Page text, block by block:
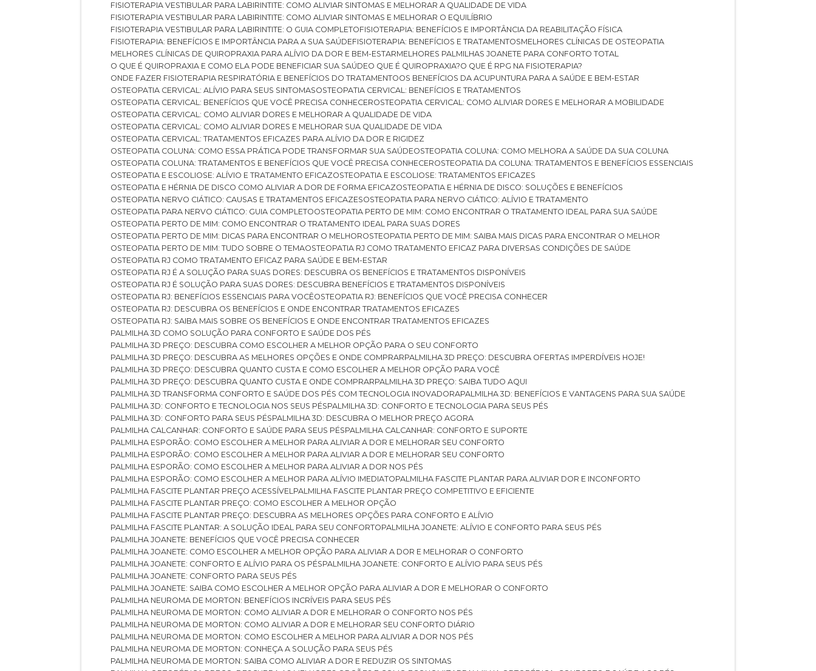
FISIOTERAPIA VESTIBULAR PARA LABIRINTITE: COMO ALIVIAR SINTOMAS E MELHORAR A QUALIDADE DE VIDA
FISIOTERAPIA VESTIBULAR PARA LABIRINTITE: COMO ALIVIAR SINTOMAS E MELHORAR O EQUILÍBRIO
FISIOTERAPIA VESTIBULAR PARA LABIRINTITE: O GUIA COMPLETO
FISIOTERAPIA: BENEFÍCIOS E IMPORTÂNCIA DA REABILITAÇÃO FÍSICA
FISIOTERAPIA: BENEFÍCIOS E IMPORTÂNCIA PARA A SUA SAÚDE FISIOTERAPIA: BENEFÍCIOS E TRATAMENTOS
MELHORES CLÍNICAS DE OSTEOPATIA
MELHORES CLÍNICAS DE QUIROPRAXIA PARA ALÍVIO DA DOR E BEM-ESTAR
MELHORES PALMILHAS JOANETE PARA CONFORTO TOTAL
O QUE É QUIROPRAXIA E COMO ELA PODE BENEFICIAR SUA SAÚDE
O QUE É QUIROPRAXIA?
O QUE É RPG NA FISIOTERAPIA?
ONDE FAZER FISIOTERAPIA RESPIRATÓRIA E BENEFÍCIOS DO TRATAMENTO
OS BENEFÍCIOS DA ACUPUNTURA PARA A SAÚDE E BEM-ESTAR
OSTEOPATIA CERVICAL: ALÍVIO PARA SEUS SINTOMAS
OSTEOPATIA CERVICAL: BENEFÍCIOS E TRATAMENTOS
OSTEOPATIA CERVICAL: BENEFÍCIOS QUE VOCÊ PRECISA CONHECER
OSTEOPATIA CERVICAL: COMO ALIVIAR DORES E MELHORAR A MOBILIDADE
OSTEOPATIA CERVICAL: COMO ALIVIAR DORES E MELHORAR A QUALIDADE DE VIDA
OSTEOPATIA CERVICAL: COMO ALIVIAR DORES E MELHORAR SUA QUALIDADE DE VIDA
OSTEOPATIA CERVICAL: TRATAMENTOS EFICAZES PARA ALÍVIO DA DOR E RIGIDEZ
OSTEOPATIA COLUNA: COMO ESSA PRÁTICA PODE TRANSFORMAR SUA SAÚDE
OSTEOPATIA COLUNA: COMO MELHORA A SAÚDE DA SUA COLUNA
OSTEOPATIA COLUNA: TRATAMENTOS E BENEFÍCIOS QUE VOCÊ PRECISA CONHECER
OSTEOPATIA DA COLUNA: TRATAMENTOS E BENEFÍCIOS ESSENCIAIS
OSTEOPATIA E ESCOLIOSE: ALÍVIO E TRATAMENTO EFICAZ
OSTEOPATIA E ESCOLIOSE: TRATAMENTOS EFICAZES
OSTEOPATIA E HÉRNIA DE DISCO COMO ALIVIAR A DOR DE FORMA EFICAZ
OSTEOPATIA E HÉRNIA DE DISCO: SOLUÇÕES E BENEFÍCIOS
OSTEOPATIA NERVO CIÁTICO: CAUSAS E TRATAMENTOS EFICAZES
OSTEOPATIA PARA NERVO CIÁTICO: ALÍVIO E TRATAMENTO
OSTEOPATIA PARA NERVO CIÁTICO: GUIA COMPLETO
OSTEOPATIA PERTO DE MIM: COMO ENCONTRAR O TRATAMENTO IDEAL PARA SUA SAÚDE
OSTEOPATIA PERTO DE MIM: COMO ENCONTRAR O TRATAMENTO IDEAL PARA SUAS DORES
OSTEOPATIA PERTO DE MIM: DICAS PARA ENCONTRAR O MELHOR
OSTEOPATIA PERTO DE MIM: SAIBA MAIS DICAS PARA ENCONTRAR O MELHOR
OSTEOPATIA PERTO DE MIM: TUDO SOBRE O TEMA
OSTEOPATIA RJ COMO TRATAMENTO EFICAZ PARA DIVERSAS CONDIÇÕES DE SAÚDE
OSTEOPATIA RJ COMO TRATAMENTO EFICAZ PARA SAÚDE E BEM-ESTAR
OSTEOPATIA RJ É A SOLUÇÃO PARA SUAS DORES: DESCUBRA OS BENEFÍCIOS E TRATAMENTOS DISPONÍVEIS
OSTEOPATIA RJ É SOLUÇÃO PARA SUAS DORES: DESCUBRA BENEFÍCIOS E TRATAMENTOS DISPONÍVEIS
OSTEOPATIA RJ: BENEFÍCIOS ESSENCIAIS PARA VOCÊ
OSTEOPATIA RJ: BENEFÍCIOS QUE VOCÊ PRECISA CONHECER
OSTEOPATIA RJ: DESCUBRA OS BENEFÍCIOS E ONDE ENCONTRAR TRATAMENTOS EFICAZES
OSTEOPATIA RJ: SAIBA MAIS SOBRE OS BENEFÍCIOS E ONDE ENCONTRAR TRATAMENTOS EFICAZES
PALMILHA 3D COMO SOLUÇÃO PARA CONFORTO E SAÚDE DOS PÉS
PALMILHA 3D PREÇO: DESCUBRA COMO ESCOLHER A MELHOR OPÇÃO PARA O SEU CONFORTO
PALMILHA 3D PREÇO: DESCUBRA AS MELHORES OPÇÕES E ONDE COMPRAR
PALMILHA 3D PREÇO: DESCUBRA OFERTAS IMPERDÍVEIS HOJE!
PALMILHA 3D PREÇO: DESCUBRA QUANTO CUSTA E COMO ESCOLHER A MELHOR OPÇÃO PARA VOCÊ
PALMILHA 3D PREÇO: DESCUBRA QUANTO CUSTA E ONDE COMPRAR
PALMILHA 3D PREÇO: SAIBA TUDO AQUI
PALMILHA 3D TRANSFORMA CONFORTO E SAÚDE DOS PÉS COM TECNOLOGIA INOVADORA PALMILHA 3D: BENEFÍCIOS E VANTAGENS PARA SUA SAÚDE
PALMILHA 3D: CONFORTO E TECNOLOGIA NOS SEUS PÉS
PALMILHA 3D: CONFORTO E TECNOLOGIA PARA SEUS PÉS
PALMILHA 3D: CONFORTO PARA SEUS PÉS
PALMILHA 3D: DESCUBRA O MELHOR PREÇO AGORA
PALMILHA CALCANHAR: CONFORTO E SAÚDE PARA SEUS PÉS
PALMILHA CALCANHAR: CONFORTO E SUPORTE
PALMILHA ESPORÃO: COMO ESCOLHER A MELHOR PARA ALIVIAR A DOR E MELHORAR SEU CONFORTO
PALMILHA ESPORÃO: COMO ESCOLHER A MELHOR PARA ALIVIAR A DOR E MELHORAR SEU CONFORTO
PALMILHA ESPORÃO: COMO ESCOLHER A MELHOR PARA ALIVIAR A DOR NOS PÉS
PALMILHA ESPORÃO: COMO ESCOLHER A MELHOR PARA ALÍVIO IMEDIATO
PALMILHA FASCITE PLANTAR PARA ALIVIAR DOR E INCONFORTO
PALMILHA FASCITE PLANTAR PREÇO ACESSÍVEL PALMILHA FASCITE PLANTAR PREÇO COMPETITIVO E EFICIENTE
PALMILHA FASCITE PLANTAR PREÇO: COMO ESCOLHER A MELHOR OPÇÃO
PALMILHA FASCITE PLANTAR PREÇO: DESCUBRA AS MELHORES OPÇÕES PARA CONFORTO E ALÍVIO
PALMILHA FASCITE PLANTAR: A SOLUÇÃO IDEAL PARA SEU CONFORTO
PALMILHA JOANETE: ALÍVIO E CONFORTO PARA SEUS PÉS
PALMILHA JOANETE: BENEFÍCIOS QUE VOCÊ PRECISA CONHECER
PALMILHA JOANETE: COMO ESCOLHER A MELHOR OPÇÃO PARA ALIVIAR A DOR E MELHORAR O CONFORTO
PALMILHA JOANETE: CONFORTO E ALÍVIO PARA OS PÉS
PALMILHA JOANETE: CONFORTO E ALÍVIO PARA SEUS PÉS
PALMILHA JOANETE: CONFORTO PARA SEUS PÉS
PALMILHA JOANETE: SAIBA COMO ESCOLHER A MELHOR OPÇÃO PARA ALIVIAR A DOR E MELHORAR O CONFORTO
PALMILHA NEUROMA DE MORTON: BENEFÍCIOS INCRÍVEIS PARA SEUS PÉS
PALMILHA NEUROMA DE MORTON: COMO ALIVIAR A DOR E MELHORAR O CONFORTO NOS PÉS
PALMILHA NEUROMA DE MORTON: COMO ALIVIAR A DOR E MELHORAR SEU CONFORTO DIÁRIO
PALMILHA NEUROMA DE MORTON: COMO ESCOLHER A MELHOR PARA ALIVIAR A DOR NOS PÉS
PALMILHA NEUROMA DE MORTON: CONHEÇA A SOLUÇÃO PARA SEUS PÉS
PALMILHA NEUROMA DE MORTON: SAIBA COMO ALIVIAR A DOR E REDUZIR OS SINTOMAS